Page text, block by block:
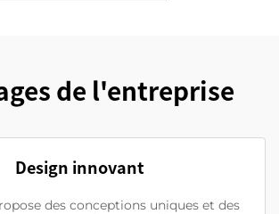
de l'entreprise
Design innovant
des conceptions uniques et des